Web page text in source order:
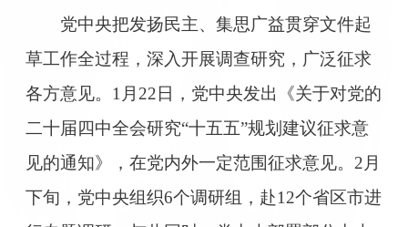
党中央把发扬民主、集思广益贯穿文件起
草工作全过程，深入开展调查研究，广泛征求
各方意见。1月22日，党中央发出《关于对党的
二十届四中全会研究“十五五”规划建议征求意
见的通知》，在党内外一定范围征求意见。2月
下旬，党中央组织6个调研组，赴12个省区市进